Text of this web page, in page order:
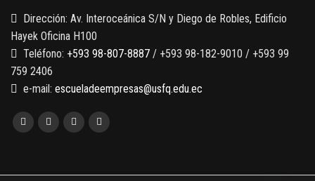
Dirección: Av. Interoceánica S/N y Diego de Robles, Edificio
Hayek Oficina H100
Teléfono: +593 98-807-8887 / +593 98-182-9010 / +593 99
759 2406
e-mail: escueladeempresas@usfq.edu.ec